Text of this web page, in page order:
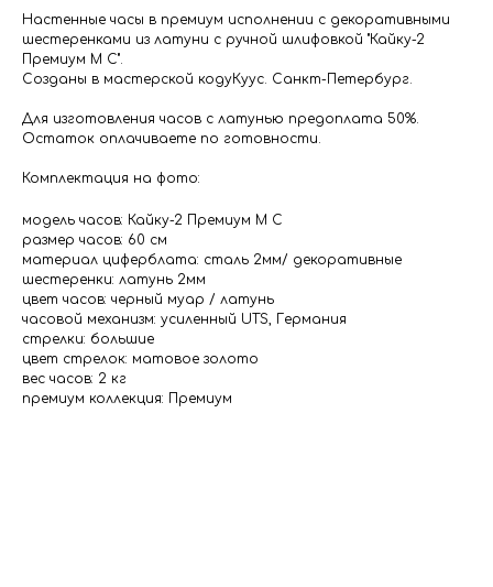
Настенные часы в премиум исполнении с декоративными
шестеренками из латуни с ручной шлифовкой "Кайку-2
Премиум М С".
Созданы в мастерской кодуКуус. Санкт-Петербург.
Для изготовления часов с латунью предоплата 50%.
Остаток оплачиваете по готовности.
Комплектация на фото:
модель часов: Кайку-2 Премиум М С
размер часов: 60 см
материал циферблата: сталь 2мм/ декоративные
шестеренки: латунь 2мм
цвет часов: черный муар / латунь
часовой механизм: усиленный UTS, Германия
стрелки: большие
цвет стрелок: матовое золото
вес часов: 2 кг
премиум коллекция: Премиум